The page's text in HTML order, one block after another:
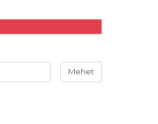
Mehet